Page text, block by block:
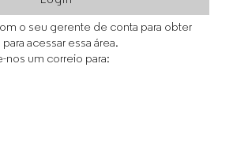
o seu gerente de conta para obter
acessar essa área.
nos um correio para: